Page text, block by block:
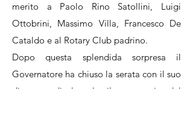
merito a Paolo Rino Satollini, Luigi
Ottobrini, Massimo Villa, Francesco De
Cataldo e al Rotary Club padrino.
Dopo questa splendida sorpresa il
Governatore ha chiuso la serata con il suo
discorso, divulgando il messaggio del